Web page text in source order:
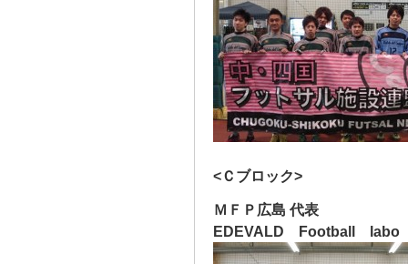
<Ｃブロック>
ＭＦＰ広島 代表
EDEVALD Football labo